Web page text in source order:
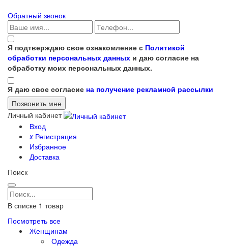
Обратный звонок
Я подтверждаю свое ознакомление с Политикой
обработки персональных данных и даю согласие на
обработку моих персональных данных.
Я даю свое согласие на получение рекламной рассылки
Личный кабинет
Вход
xРегистрация
Избранное
Доставка
Поиск
В списке 1 товар
Посмотреть все
Женщинам
Одежда